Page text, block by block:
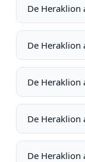
De Heraklion
De Heraklion
De Heraklion
De Heraklion
De Heraklion